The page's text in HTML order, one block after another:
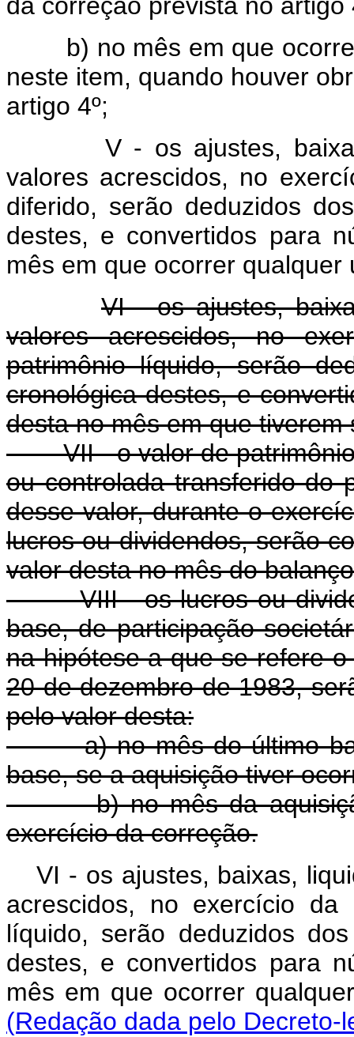
b) no mês em que ocorrer
neste item, quando houver
artigo 4º;
V - os ajustes, baixas,
valores acrescidos, no
diferido, serão deduzidos
destes, e convertidos para
mês em que ocorrer qualquer
VI - os ajustes,
valores acrescidos, no
patrimônio líquido, serão
cronológica destes, e
desta no mês em que tiverem
VII - o valor de patrimônio
ou controlada transferido do
desse valor, durante o
lucros ou dividendos, serão
valor desta no mês do
VIII - os lucros ou
base, de participação
na hipótese a que se refere
20 de dezembro de 1983,
pelo valor desta:
a) no mês do último
base, se a aquisição tiver
b) no mês da aquisição,
exercício da correção.
VI - os ajustes, baixas,
acrescidos, no exercício
líquido, serão deduzidos
destes, e convertidos para
mês em que ocorrer
(Redação dada pelo Decreto-